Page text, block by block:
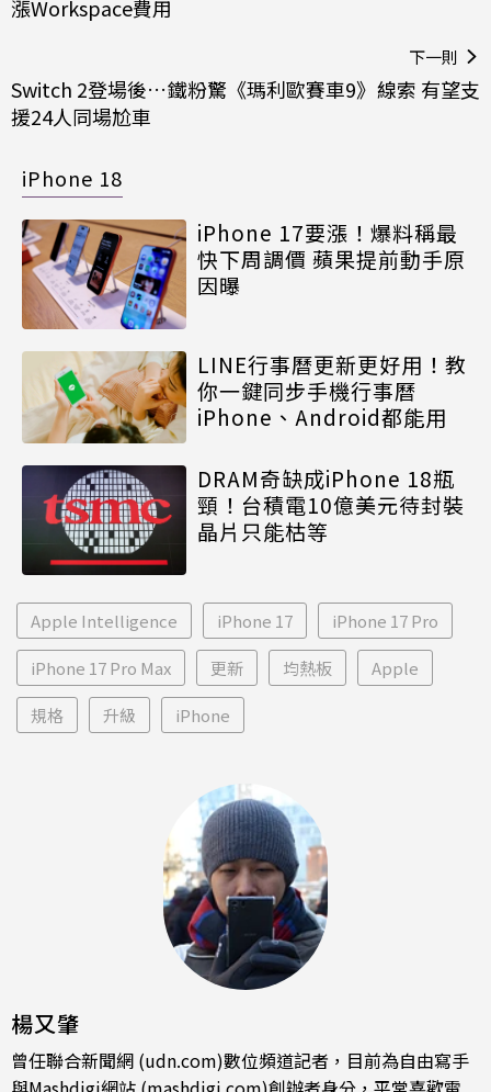
漲Workspace費用
下一則
Switch 2登場後…鐵粉驚《瑪利歐賽車9》線索 有望支
援24人同場尬車
iPhone 18
iPhone 17要漲！爆料稱最
快下周調價 蘋果提前動手原
因曝
LINE行事曆更新更好用！教
你一鍵同步手機行事曆
iPhone、Android都能用
DRAM奇缺成iPhone 18瓶
頸！台積電10億美元待封裝
晶片只能枯等
Apple Intelligence iPhone 17 iPhone 17 Pro
iPhone 17 Pro Max 更新 均熱板 Apple
規格 升級 iPhone
楊又肇
曾任聯合新聞網 (udn.com)數位頻道記者，目前為自由寫手